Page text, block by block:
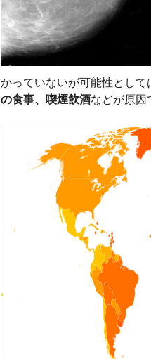
かっていないが可能性として
の食事、喫煙飲酒などが原因